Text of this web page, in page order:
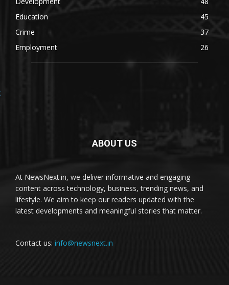
Education
45
Crime
37
Employment
26
ABOUT US
At NewsNext.in, we deliver informative and engaging
content across technology, business, trending news, and
lifestyle. We aim to keep our readers updated with the
latest developments and meaningful stories that matter.
Contact us: info@newsnext.in